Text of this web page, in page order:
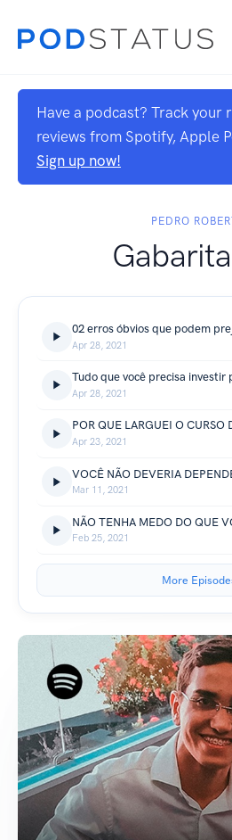
Have a podcast? Track your
reviews from Spotify, Apple
Sign up now!
PEDRO
Apr 28, 2021
Apr 28, 2021
Apr 23, 2021
Mar 11, 2021
Feb 25, 2021
More